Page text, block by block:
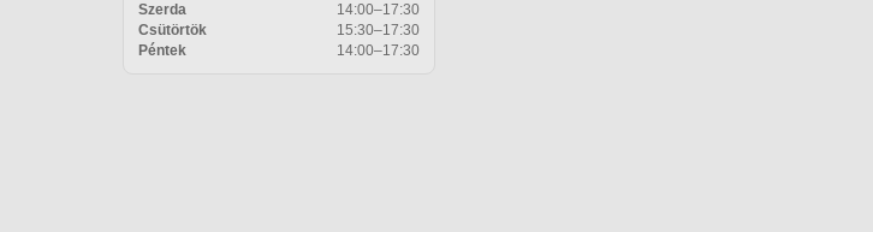
Szerda
14:00–17:30
Csütörtök
15:30–17:30
Péntek
14:00–17:30